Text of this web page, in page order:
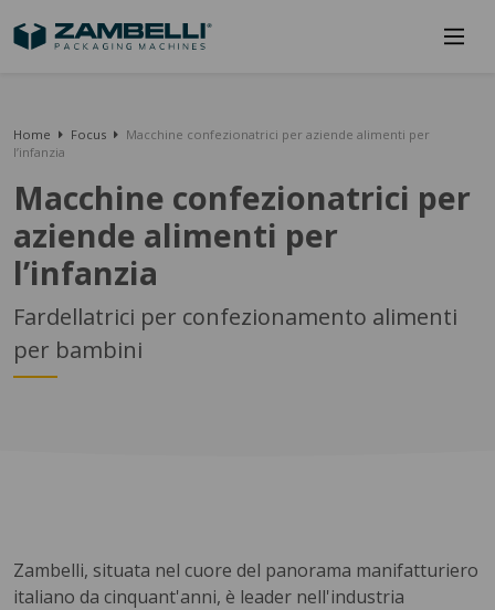
Home Focus
Macchine confezionatrici per aziende alimenti per
l’infanzia
Macchine confezionatrici per
aziende alimenti per
l’infanzia
Fardellatrici per confezionamento alimenti
per bambini
Zambelli, situata nel cuore del panorama manifatturiero
italiano da cinquant'anni, è leader nell'industria